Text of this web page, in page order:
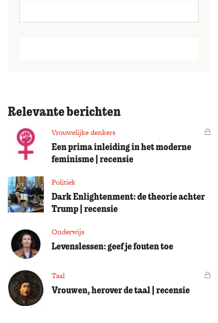
Relevante berichten
Vrouwelijke denkers
Een prima inleiding in het moderne
feminisme | recensie
Politiek
Dark Enlightenment: de theorie achter
Trump | recensie
Onderwijs
Levenslessen: geef je fouten toe
Taal
Vrouwen, herover de taal | recensie